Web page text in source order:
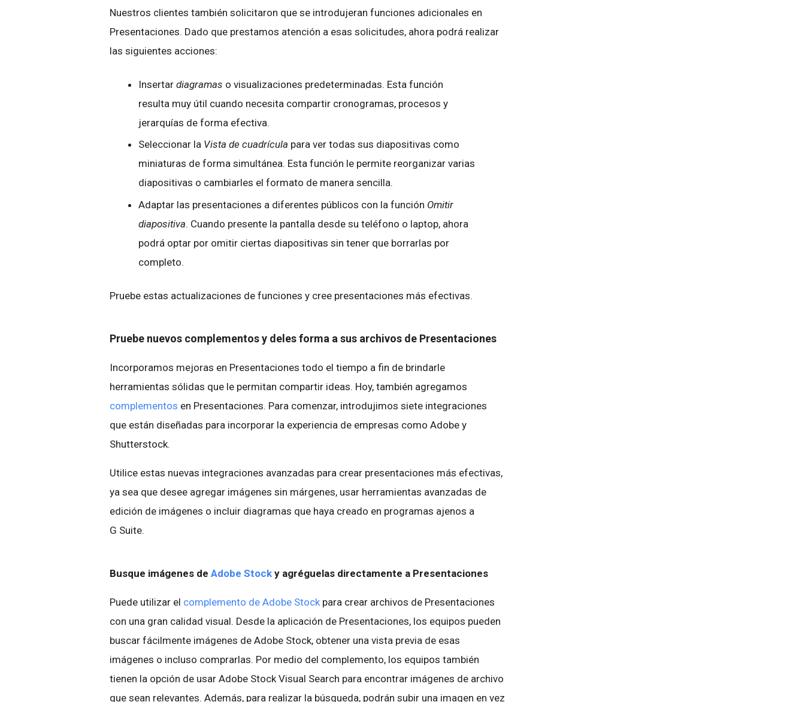
Nuestros clientes también solicitaron que se introdujeran funciones adicionales en
Presentaciones. Dado que prestamos atención a esas solicitudes, ahora podrá realizar
las siguientes acciones:
Insertar diagramas o visualizaciones predeterminadas. Esta función
resulta muy útil cuando necesita compartir cronogramas, procesos y
jerarquías de forma efectiva.
Seleccionar la Vista de cuadrícula para ver todas sus diapositivas como
miniaturas de forma simultánea. Esta función le permite reorganizar varias
diapositivas o cambiarles el formato de manera sencilla.
Adaptar las presentaciones a diferentes públicos con la función Omitir
diapositiva. Cuando presente la pantalla desde su teléfono o laptop, ahora
podrá optar por omitir ciertas diapositivas sin tener que borrarlas por
completo.
Pruebe estas actualizaciones de funciones y cree presentaciones más efectivas.
Pruebe nuevos complementos y deles forma a sus archivos de Presentaciones
Incorporamos mejoras en Presentaciones todo el tiempo a fin de brindarle
herramientas sólidas que le permitan compartir ideas. Hoy, también agregamos
complementos en Presentaciones. Para comenzar, introdujimos siete integraciones
que están diseñadas para incorporar la experiencia de empresas como Adobe y
Shutterstock.
Utilice estas nuevas integraciones avanzadas para crear presentaciones más efectivas,
ya sea que desee agregar imágenes sin márgenes, usar herramientas avanzadas de
edición de imágenes o incluir diagramas que haya creado en programas ajenos a
G Suite.
Busque imágenes de Adobe Stock y agréguelas directamente a Presentaciones
Puede utilizar el complemento de Adobe Stock para crear archivos de Presentaciones
con una gran calidad visual. Desde la aplicación de Presentaciones, los equipos pueden
buscar fácilmente imágenes de Adobe Stock, obtener una vista previa de esas
imágenes o incluso comprarlas. Por medio del complemento, los equipos también
tienen la opción de usar Adobe Stock Visual Search para encontrar imágenes de archivo
que sean relevantes. Además, para realizar la búsqueda, podrán subir una imagen en vez